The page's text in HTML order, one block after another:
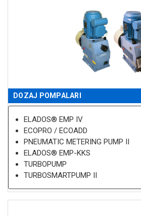
DOZAJ POMPALARI
ELADOS® EMP IV
ECOPRO / ECOADD
PNEUMATIC METERING PUMP II
ELADOS® EMP-KKS
TURBOPUMP
TURBOSMARTPUMP II